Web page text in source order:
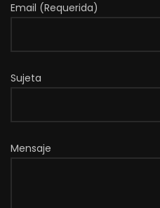
Email (Requerida)
Sujeta
Mensaje